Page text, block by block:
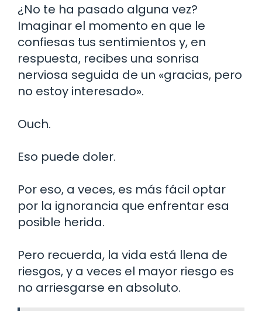
¿No te ha pasado alguna vez?
Imaginar el momento en que le
confiesas tus sentimientos y, en
respuesta, recibes una sonrisa
nerviosa seguida de un «gracias, pero
no estoy interesado».
Ouch.
Eso puede doler.
Por eso, a veces, es más fácil optar
por la ignorancia que enfrentar esa
posible herida.
Pero recuerda, la vida está llena de
riesgos, y a veces el mayor riesgo es
no arriesgarse en absoluto.